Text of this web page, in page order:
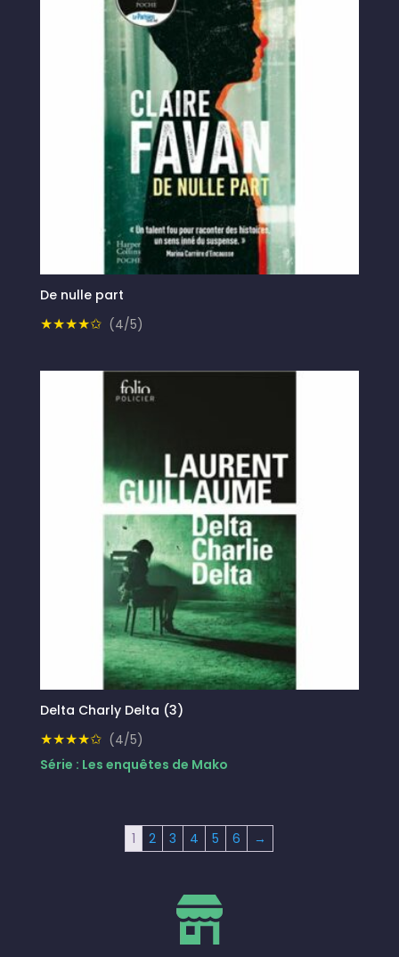
De nulle part
★★★★✩ (4/5)
Delta Charly Delta (3)
★★★★✩ (4/5)
Série : Les enquêtes de Mako
1 2 3 4 5 6 →